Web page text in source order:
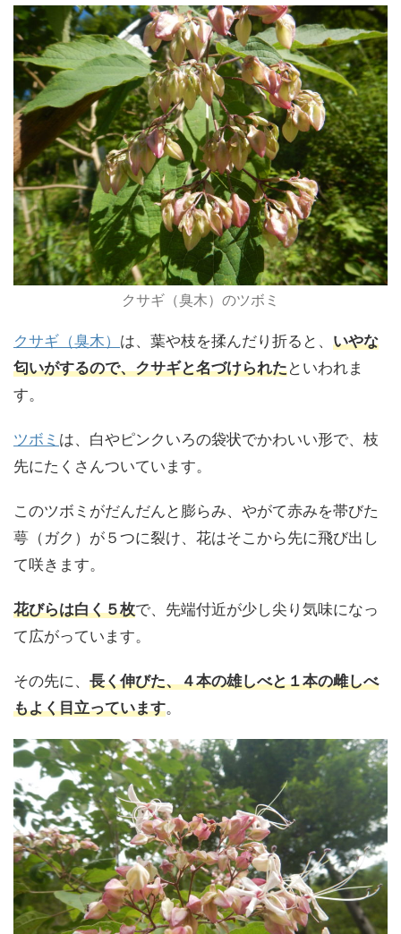
クサギ（臭木）のツボミ
クサギ（臭木） は、葉や枝を揉んだり折ると、 いやな
匂いがするので、クサギと名づけられたといわれま
す。
ツボミ は、白やピンクいろの袋状でかわいい形で、枝
先にたくさんついています。
このツボミがだんだんと膨らみ、やがて赤みを帯びた
萼（ガク）が５つに裂け、花はそこから先に飛び出し
て咲きます。
花びらは白く５枚で、先端付近が少し尖り気味になっ
て広がっています。
その先に、 長く伸びた、４本の雄しべと１本の雌しべ
もよく目立っています。